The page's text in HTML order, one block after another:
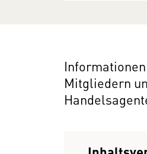
Mitgliedern